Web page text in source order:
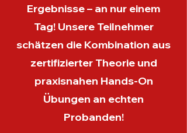
Ergebnisse – an nur einem
Tag! Unsere Teilnehmer
schätzen die Kombination aus
zertifizierter Theorie und
praxisnahen Hands-On
Übungen an echten
Probanden!